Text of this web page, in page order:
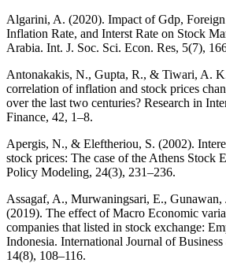
Algarini, A. (2020). Impact of Gdp,
Inflation Rate, and Interst Rate on Stock
Arabia. Int. J. Soc. Sci. Econ. Res, 5(7),
Antonakakis, N., Gupta, R., & Tiwari, A.
correlation of inflation and stock prices
over the last two centuries? Research in
Finance, 42, 1–8.
Apergis, N., & Eleftheriou, S. (2002).
stock prices: The case of the Athens Stock
Policy Modeling, 24(3), 231–236.
Assagaf, A., Murwaningsari, E., Gunawan,
(2019). The effect of Macro Economic
companies that listed in stock exchange:
Indonesia. International Journal of Business
14(8), 108–116.